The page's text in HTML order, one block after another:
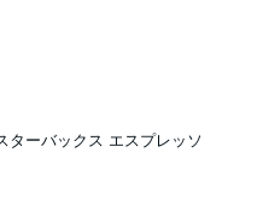
ターバックス エスプレッソ